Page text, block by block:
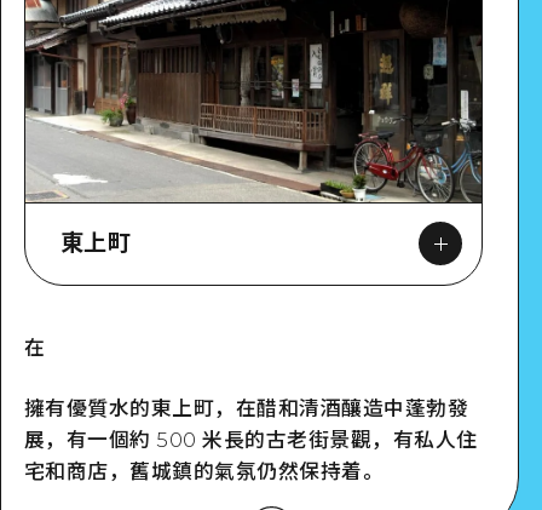
東上町
在
擁有優質水的東上町，在醋和清酒釀造中蓬勃發
展，有一個約 500 米長的古老街景觀，有私人住
宅和商店，舊城鎮的氣氛仍然保持着。